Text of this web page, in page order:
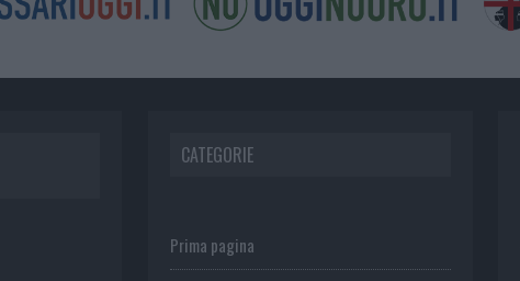
CATEGORIE
Prima pagina